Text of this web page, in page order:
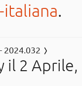
.
2024.032
il 2 Aprile,